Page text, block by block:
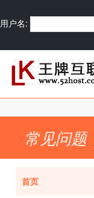
用户名:
常见问题
首页